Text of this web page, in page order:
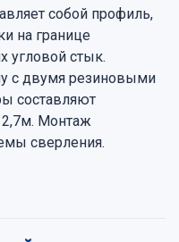
собой профиль,
на границе
угловой стык.
с двумя резиновыми
составляют
Монтаж
сверления.